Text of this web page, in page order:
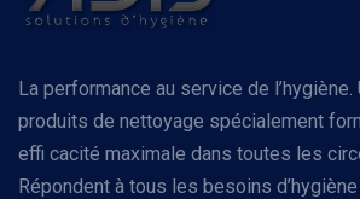
La performance au service de
produits de nettoyage spécialement
effi cacité maximale dans toutes les
Répondent à tous les besoins